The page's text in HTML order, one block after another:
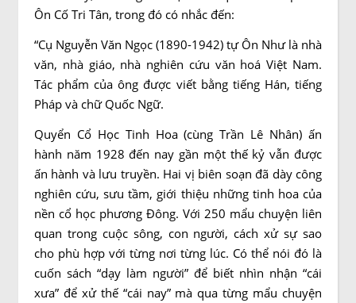
Ôn Cố Tri Tân, trong đó có nhắc đến:
“Cụ Nguyễn Văn Ngọc (1890-1942) tự Ôn Như là nhà
văn, nhà giáo, nhà nghiên cứu văn hoá Việt Nam.
Tác phẩm của ông được viết bằng tiếng Hán, tiếng
Pháp và chữ Quốc Ngữ.
Quyển Cổ Học Tinh Hoa (cùng Trần Lê Nhân) ấn
hành năm 1928 đến nay gần một thế kỷ vẫn được
ấn hành và lưu truyền. Hai vị biên soạn đã dày công
nghiên cứu, sưu tầm, giới thiệu những tinh hoa của
nền cổ học phương Đông. Với 250 mẩu chuyện liên
quan trong cuộc sông, con người, cách xử sự sao
cho phù hợp với từng nơi từng lúc. Có thể nói đó là
cuốn sách “dạy làm người” để biết nhìn nhận “cái
xưa” để xử thế “cái nay” mà qua từng mẩu chuyện